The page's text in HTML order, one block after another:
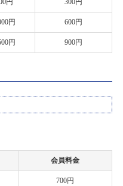
表のお知らせ
円 600円
円 900円
会員料金
700円